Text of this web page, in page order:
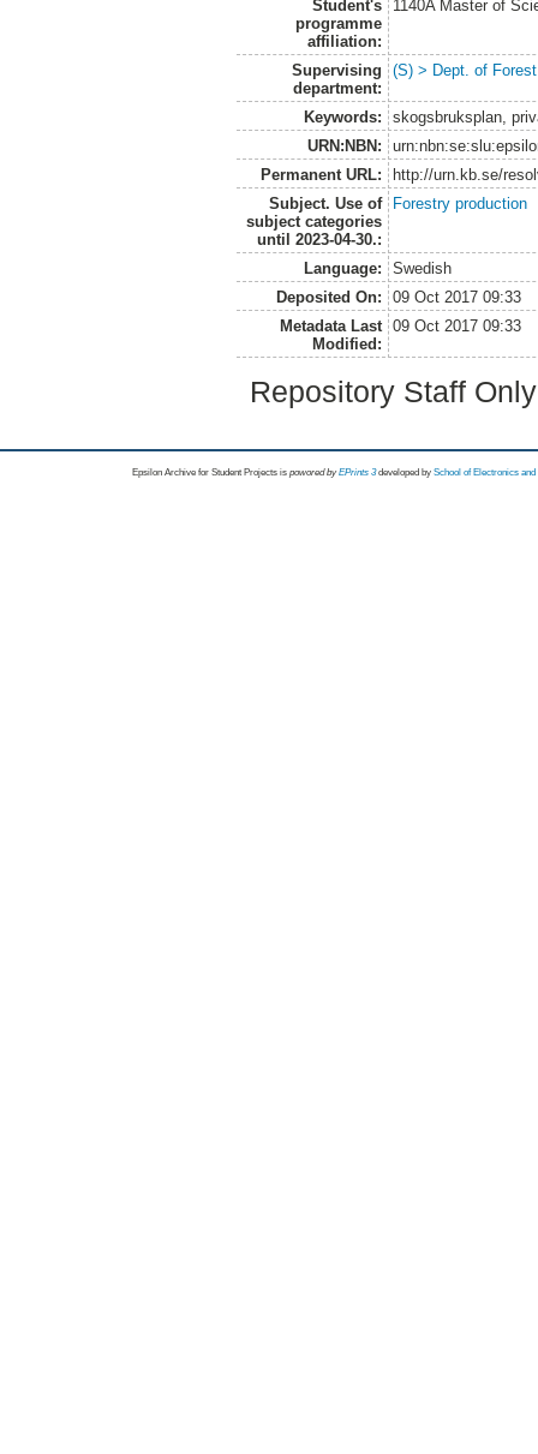
Student's
programme
affiliation:
1140A Master of
Supervising
department:
(S) > Dept. of
Keywords:
skogsbruksplan,
URN:NBN:
Permanent URL:
http://urn.kb.se/
Subject. Use of
subject categories
until 2023-04-30.:
Forestry production
Language:
Swedish
Deposited On:
09 Oct 2017 09:33
Metadata Last
Modified:
09 Oct 2017 09:33
Repository Staff
Epsilon Archive for Student Projects is powored byEPrints 3 developed by School of Electronics